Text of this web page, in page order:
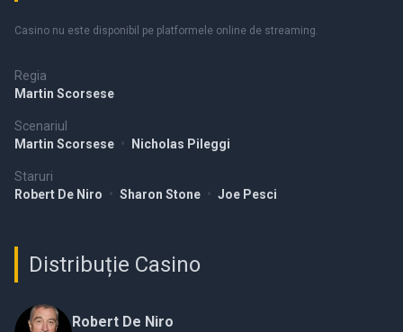
Regia
Martin Scorsese
Scenariul
Martin Scorsese • Nicholas Pileggi
Staruri
Robert De Niro • Sharon Stone • Joe Pesci
Casino nu este disponibil pe platformele online de streaming.
Distribuție Casino
Robert De Niro